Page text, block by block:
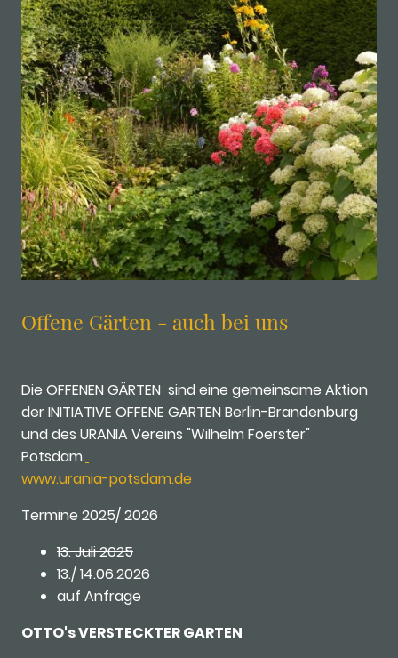
Offene Gärten - auch bei uns
Die OFFENEN GÄRTEN sind eine gemeinsame Aktion
der INITIATIVE OFFENE GÄRTEN Berlin-Brandenburg
und des URANIA Vereins "Wilhelm Foerster"
Potsdam.
www.urania-potsdam.de
Termine 2025/ 2026
13. Juli 2025
13./ 14.06.2026
auf Anfrage
OTTO's VERSTECKTER GARTEN